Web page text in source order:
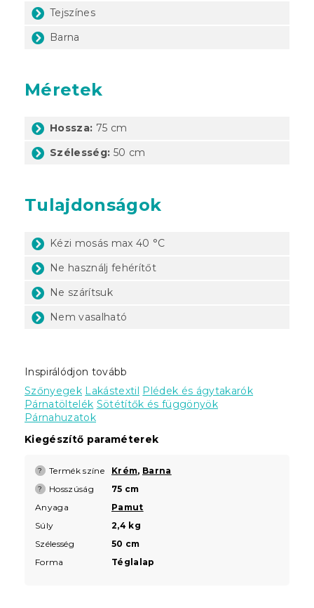
Tejszínes
Barna
Méretek
Hossza: 75 cm
Szélesség: 50 cm
Tulajdonságok
Kézi mosás max 40 °C
Ne használj fehérítőt
Ne szárítsuk
Nem vasalható
Inspirálódjon tovább
Szőnyegek Lakástextil Plédek és ágytakarók
Párnatöltelék Sötétítők és függönyök
Párnahuzatok
Kiegészítő paraméterek
? Termék színe Krém, Barna
? Hosszúság
75 cm
Anyaga
Pamut
Súly
2,4 kg
Szélesség
50 cm
Forma
Téglalap